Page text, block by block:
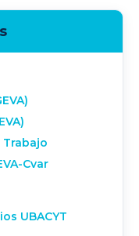
Trabajo
Cvar
UBACYT